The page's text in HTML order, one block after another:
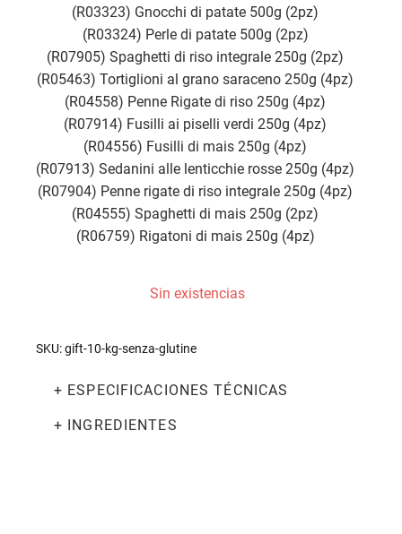
(R03323) Gnocchi di patate 500g (2pz)
(R03324) Perle di patate 500g (2pz)
(R07905) Spaghetti di riso integrale 250g (2pz)
(R05463) Tortiglioni al grano saraceno 250g (4pz)
(R04558) Penne Rigate di riso 250g (4pz)
(R07914) Fusilli ai piselli verdi 250g (4pz)
(R04556) Fusilli di mais 250g (4pz)
(R07913) Sedanini alle lenticchie rosse 250g (4pz)
(R07904) Penne rigate di riso integrale 250g (4pz)
(R04555) Spaghetti di mais 250g (2pz)
(R06759) Rigatoni di mais 250g (4pz)
Sin existencias
SKU:gift-10-kg-senza-glutine
+ ESPECIFICACIONES TÉCNICAS
+ INGREDIENTES